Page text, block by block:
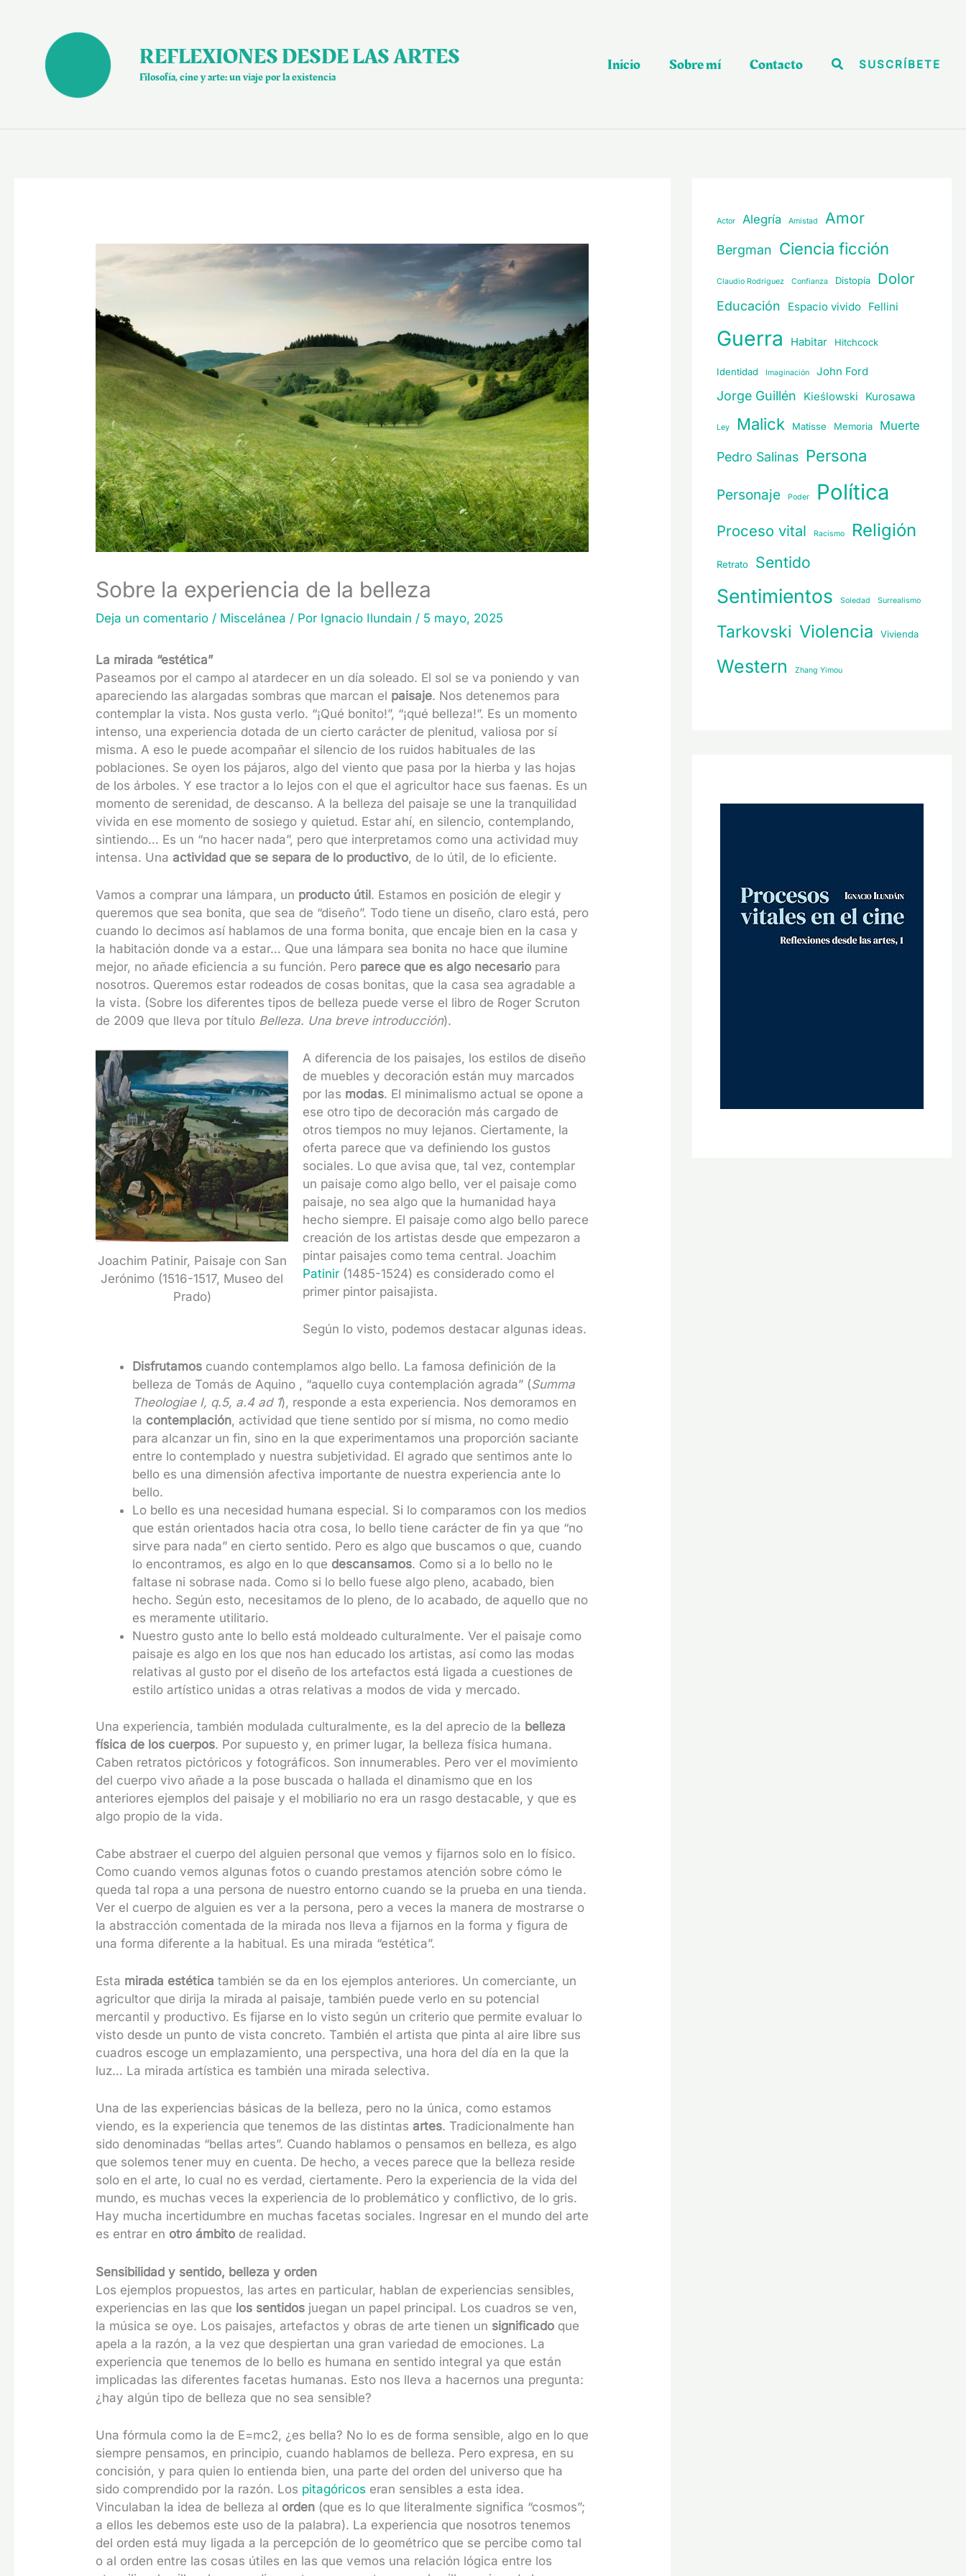
contenido
REFLEXIONES DESDE LAS ARTES
Filosofía, cine y arte: un viaje por la existencia
Inicio Sobre mí Contacto BuscarSUSCRÍBETE
Sobre la experiencia de la belleza
Deja un comentario / Miscelánea / Por Ignacio Ilundain / 5 mayo, 2025
La mirada “estética”
Paseamos por el campo al atardecer en un día soleado. El sol se va poniendo y van
apareciendo las alargadas sombras que marcan el paisaje. Nos detenemos para
contemplar la vista. Nos gusta verlo. “¡Qué bonito!”, “¡qué belleza!”. Es un momento
intenso, una experiencia dotada de un cierto carácter de plenitud, valiosa por sí
misma. A eso le puede acompañar el silencio de los ruidos habituales de las
poblaciones. Se oyen los pájaros, algo del viento que pasa por la hierba y las hojas
de los árboles. Y ese tractor a lo lejos con el que el agricultor hace sus faenas. Es un
momento de serenidad, de descanso. A la belleza del paisaje se une la tranquilidad
vivida en ese momento de sosiego y quietud. Estar ahí, en silencio, contemplando,
sintiendo… Es un “no hacer nada”, pero que interpretamos como una actividad muy
intensa. Unaactividad que se separa de lo productivo, de lo útil, de lo eficiente.
Vamos a comprar una lámpara, un producto útil. Estamos en posición de elegir y
queremos que sea bonita, que sea de “diseño”. Todo tiene un diseño, claro está, pero
cuando lo decimos así hablamos de una forma bonita, que encaje bien en la casa y
la habitación donde va a estar… Que una lámpara sea bonita no hace que ilumine
mejor, no añade eficiencia a su función. Pero parece que es algo necesario para
nosotros. Queremos estar rodeados de cosas bonitas, que la casa sea agradable a
la vista. (Sobre los diferentes tipos de belleza puede verse el libro de Roger Scruton
de 2009 que lleva por título Belleza. Una breve introducción).
Joachim Patinir, Paisaje con San
Jerónimo (1516-1517, Museo del
Prado)
A diferencia de los paisajes, los estilos de diseño
de muebles y decoración están muy marcados
por las modas. El minimalismo actual se opone a
ese otro tipo de decoración más cargado de
otros tiempos no muy lejanos. Ciertamente, la
oferta parece que va definiendo los gustos
sociales. Lo que avisa que, tal vez, contemplar
un paisaje como algo bello, ver el paisaje como
paisaje, no sea algo que la humanidad haya
hecho siempre. El paisaje como algo bello parece
creación de los artistas desde que empezaron a
pintar paisajes como tema central. Joachim
Patinir (1485-1524) es considerado como el
primer pintor paisajista.
Según lo visto, podemos destacar algunas ideas.
Disfrutamos cuando contemplamos algo bello. La famosa definición de la
belleza de Tomás de Aquino , “aquello cuya contemplación agrada” (Summa
Theologiae I, q.5, a.4 ad 1), responde a esta experiencia. Nos demoramos en
la contemplación, actividad que tiene sentido por sí misma, no como medio
para alcanzar un fin, sino en la que experimentamos una proporción saciante
entre lo contemplado y nuestra subjetividad. El agrado que sentimos ante lo
bello es una dimensión afectiva importante de nuestra experiencia ante lo
bello.
Lo bello es una necesidad humana especial. Si lo comparamos con los medios
que están orientados hacia otra cosa, lo bello tiene carácter de fin ya que “no
sirve para nada” en cierto sentido. Pero es algo que buscamos o que, cuando
lo encontramos, es algo en lo que descansamos. Como si a lo bello no le
faltase ni sobrase nada. Como si lo bello fuese algo pleno, acabado, bien
hecho. Según esto, necesitamos de lo pleno, de lo acabado, de aquello que no
es meramente utilitario.
Nuestro gusto ante lo bello está moldeado culturalmente. Ver el paisaje como
paisaje es algo en los que nos han educado los artistas, así como las modas
relativas al gusto por el diseño de los artefactos está ligada a cuestiones de
estilo artístico unidas a otras relativas a modos de vida y mercado.
Una experiencia, también modulada culturalmente, es la del aprecio de la belleza
física de los cuerpos. Por supuesto y, en primer lugar, la belleza física humana.
Caben retratos pictóricos y fotográficos. Son innumerables. Pero ver el movimiento
del cuerpo vivo añade a la pose buscada o hallada el dinamismo que en los
anteriores ejemplos del paisaje y el mobiliario no era un rasgo destacable, y que es
algo propio de la vida.
Cabe abstraer el cuerpo del alguien personal que vemos y fijarnos solo en lo físico.
Como cuando vemos algunas fotos o cuando prestamos atención sobre cómo le
queda tal ropa a una persona de nuestro entorno cuando se la prueba en una tienda.
Ver el cuerpo de alguien es ver a la persona, pero a veces la manera de mostrarse o
la abstracción comentada de la mirada nos lleva a fijarnos en la forma y figura de
una forma diferente a la habitual. Es una mirada “estética”.
Esta mirada estética también se da en los ejemplos anteriores. Un comerciante, un
agricultor que dirija la mirada al paisaje, también puede verlo en su potencial
mercantil y productivo. Es fijarse en lo visto según un criterio que permite evaluar lo
visto desde un punto de vista concreto. También el artista que pinta al aire libre sus
cuadros escoge un emplazamiento, una perspectiva, una hora del día en la que la
luz… La mirada artística es también una mirada selectiva.
Una de las experiencias básicas de la belleza, pero no la única, como estamos
viendo, es la experiencia que tenemos de las distintasartes. Tradicionalmente han
sido denominadas “bellas artes”. Cuando hablamos o pensamos en belleza, es algo
que solemos tener muy en cuenta. De hecho, a veces parece que la belleza reside
solo en el arte, lo cual no es verdad, ciertamente. Pero la experiencia de la vida del
mundo, es muchas veces la experiencia de lo problemático y conflictivo, de lo gris.
Hay mucha incertidumbre en muchas facetas sociales. Ingresar en el mundo del arte
es entrar en otro ámbito de realidad.
Sensibilidad y sentido, belleza y orden
Los ejemplos propuestos, las artes en particular, hablan de experiencias sensibles,
experiencias en las que los sentidos juegan un papel principal. Los cuadros se ven,
la música se oye. Los paisajes, artefactos y obras de arte tienen un significado que
apela a la razón, a la vez que despiertan una gran variedad de emociones. La
experiencia que tenemos de lo bello es humana en sentido integral ya que están
implicadas las diferentes facetas humanas. Esto nos lleva a hacernos una pregunta:
¿hay algún tipo de belleza que no sea sensible?
Una fórmula como la de E=mc2, ¿es bella? No lo es de forma sensible, algo en lo que
siempre pensamos, en principio, cuando hablamos de belleza. Pero expresa, en su
concisión, y para quien lo entienda bien, una parte del orden del universo que ha
sido comprendido por la razón. Los pitagóricos eran sensibles a esta idea.
Vinculaban la idea de belleza al orden (que es lo que literalmente significa “cosmos”;
a ellos les debemos este uso de la palabra). La experiencia que nosotros tenemos
del orden está muy ligada a la percepción de lo geométrico que se percibe como tal
o al orden entre las cosas útiles en las que vemos una relación lógica entre los
Actor Alegría Amistad Amor
Bergman Ciencia ficción
Claudio Rodríguez Confianza Distopía Dolor
Educación Espacio vivido Fellini
Guerra Habitar Hitchcock
Identidad Imaginación John Ford
Jorge Guillén Kieślowski Kurosawa
Ley Malick Matisse Memoria Muerte
Pedro Salinas Persona
Personaje Poder Política
Proceso vital Racismo Religión
Retrato Sentido
Sentimientos Soledad Surrealismo
Tarkovski Violencia Vivienda
Western Zhang Yimou